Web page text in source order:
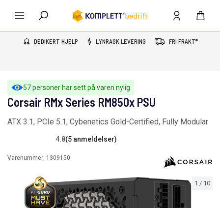
DEDIKERT HJELP LYNRASK LEVERING FRI FRAKT*
57 personer har sett på varen nylig
1 / 10
Corsair RMx Series RM850x PSU
ATX 3.1, PCIe 5.1, Cybenetics Gold-Certified, Fully Modular
4.8(5 anmeldelser)
Varenummer: 1309150